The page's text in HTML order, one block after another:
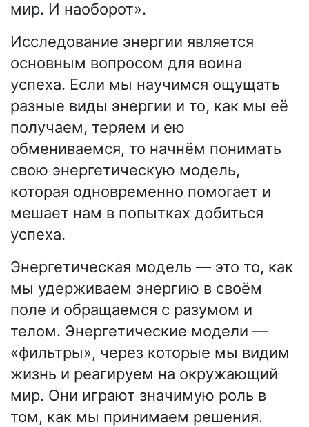
мир. И наоборот».
Исследование энергии является
основным вопросом для воина
успеха. Если мы научимся ощущать
разные виды энергии и то, как мы её
получаем, теряем и ею
обмениваемся, то начнём понимать
свою энергетическую модель,
которая одновременно помогает и
мешает нам в попытках добиться
успеха.
Энергетическая модель — это то, как
мы удерживаем энергию в своём
поле и обращаемся с разумом и
телом. Энергетические модели —
«фильтры», через которые мы видим
жизнь и реагируем на окружающий
мир. Они играют значимую роль в
том, как мы принимаем решения.